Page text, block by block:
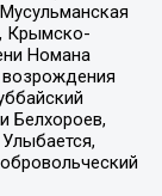
Крымско-
Номана
Белхороев,